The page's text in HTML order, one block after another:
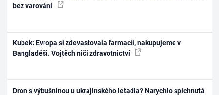
bez varování
Kubek: Evropa si zdevastovala farmacii, nakupujeme v
Bangladéši. Vojtěch ničí zdravotnictví
Dron s výbušninou u ukrajinského letadla? Narychlo spíchnutá